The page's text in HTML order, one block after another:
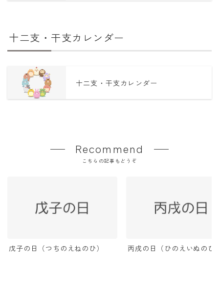
十二支・干支カレンダー
十二支・干支カレンダー
Recommend
こちらの記事もどうぞ
戊子の日（つちのえねのひ） 丙戌の日（ひのえいぬのひ